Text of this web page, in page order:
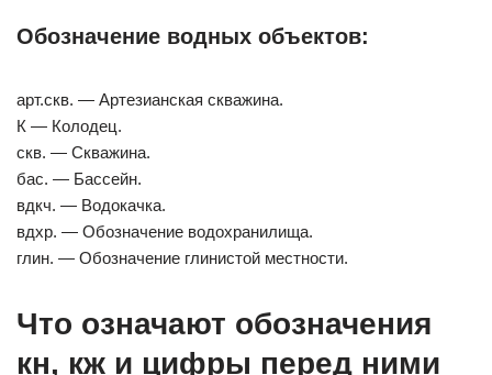
Обозначение водных объектов:
арт.скв. — Артезианская скважина.
К — Колодец.
скв. — Скважина.
бас. — Бассейн.
вдкч. — Водокачка.
вдхр. — Обозначение водохранилища.
глин. — Обозначение глинистой местности.
Что означают обозначения
кн, кж и цифры перед ними